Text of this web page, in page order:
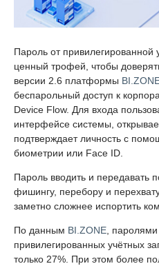
Пароль от
ценный трофей, чтобы
версии 2.6 платформы
беспарольный доступ к
Device Flow. Для входа
интерфейсе системы,
подтверждает личность с
биометрии или Face ID.
Пароль вводить и передавать
фишингу, перебору и
заметно сложнее испортить
По данным BI.ZONE ,
привилегированных учётных
только 27%. При этом более